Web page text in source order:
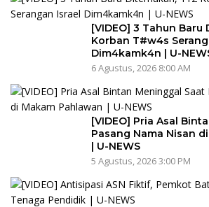
[VIDEO] 3 Tahun Baru
Korban T#w4s
Dim4kamk4n | U-
6 Agustus, 2026 8:00 AM
[VIDEO] Pria Asal
Pasang Nama Nisan
| U-NEWS
5 Agustus, 2026 3:00 PM